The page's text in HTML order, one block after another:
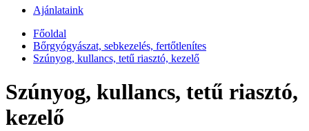
Ajánlataink
Főoldal
Bőrgyógyászat, sebkezelés, fertőtlenítes
Szúnyog, kullancs, tetű riasztó, kezelő
Szúnyog, kullancs, tetű riasztó,
kezelő